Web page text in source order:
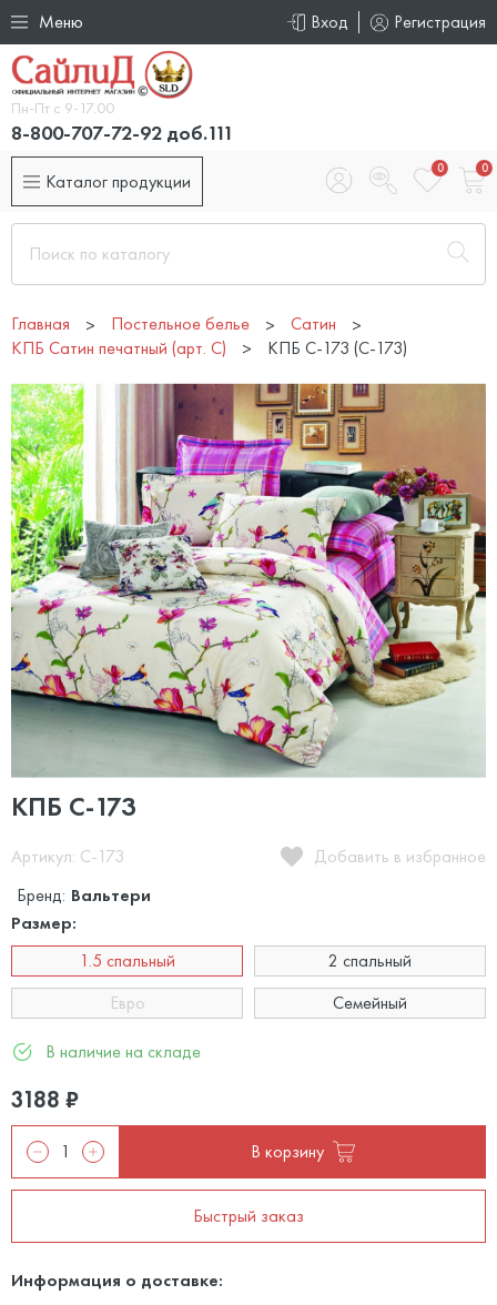
Меню Вход Регистрация
Пн-Пт с 9-17.00
8-800-707-72-92 доб.111
Каталог продукции
0 0
Главная Постельное белье
Сатин
КПБ Сатин печатный (арт. С)
КПБ С-173 (C-173)
КПБ С-173
Артикул: C-173
Добавить в избранное
Бренд: Вальтери
Размер:
1.5 спальный
2 спальный
Евро
Семейный
В наличие на складе
3188 ₽
В корзину
Быстрый заказ
Информация о доставке: